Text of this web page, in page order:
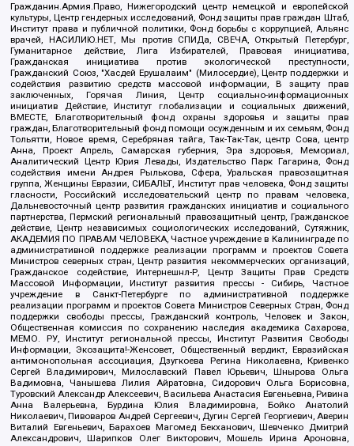
Гражданин.Армия.Право, Нижегородский центр немецкой и европейской
культуры, Центр гендерных исследований, Фонд защиты прав граждан Штаб,
Институт права и публичной политики, Фонд борьбы с коррупцией, Альянс
врачей, НАСИЛИЮ.НЕТ, Мы против СПИДа, СВЕЧА, Открытый Петербург,
Гуманитарное действие, Лига Избирателей, Правовая инициатива,
Гражданская инициатива против экологической преступности,
Гражданский Союз, "Хасдей Ерушалаим" (Милосердие), Центр поддержки и
содействия развитию средств массовой информации, В защиту прав
заключенных, Горячая Линия, Центр социально-информационных
инициатив Действие, Институт глобализации и социальных движений,
ВМЕСТЕ, Благотворительный фонд охраны здоровья и защиты прав
граждан, Благотворительный фонд помощи осужденным и их семьям, Фонд
Тольятти, Новое время, Серебряная тайга, Так-Так-Так, центр Сова, центр
Анна, Проект Апрель, Самарская губерния, Эра здоровья, Мемориал,
Аналитический Центр Юрия Левады, Издательство Парк Гагарина, Фонд
содействия имени Андрея Рылькова, Сфера, Уральская правозащитная
группа, Женщины Евразии, СИБАЛЬТ, Институт прав человека, Фонд защиты
гласности, Российский исследовательский центр по правам человека,
Дальневосточный центр развития гражданских инициатив и социального
партнерства, Пермский региональный правозащитный центр, Гражданское
действие, Центр независимых социологических исследований, Сутяжник,
АКАДЕМИЯ ПО ПРАВАМ ЧЕЛОВЕКА, Частное учреждение в Калининграде по
административной поддержке реализации программ и проектов Совета
Министров северных стран, Центр развития некоммерческих организаций,
Гражданское содействие, Интернешнл-Р, Центр Защиты Прав Средств
Массовой Информации, Институт развития прессы - Сибирь, Частное
учреждение в Санкт-Петербурге по административной поддержке
реализации программ и проектов Совета Министров Северных Стран, Фонд
поддержки свободы прессы, Гражданский контроль, Человек и Закон,
Общественная комиссия по сохранению наследия академика Сахарова,
МЕМО. РУ, Институт региональной прессы, Институт Развития Свободы
Информации, Экозащита!-Женсовет, Общественный вердикт, Евразийская
антимонопольная ассоциация, Дзугкоева Регина Николаевна, Кривенко
Сергей Владимирович, Милославский Павел Юрьевич, Шнырова Ольга
Вадимовна, Чанышева Лилия Айратовна, Сидорович Ольга Борисовна,
Туровский Александр Алексеевич, Васильева Анастасия Евгеньевна, Ривина
Анна Валерьевна, Бурдина Юлия Владимировна, Бойко Анатолий
Николаевич, Пивоваров Андрей Сергеевич, Дугин Сергей Георгиевич, Аверин
Виталий Евгеньевич, Барахоев Магомед Бекханович, Шевченко Дмитрий
Александрович, Шарипков Олег Викторович, Мошель Ирина Ароновна,